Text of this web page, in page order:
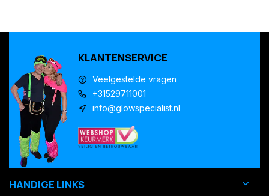
KLANTENSERVICE
Veelgestelde vragen
+31529711001
info@glowspecialist.nl
HANDIGE LINKS